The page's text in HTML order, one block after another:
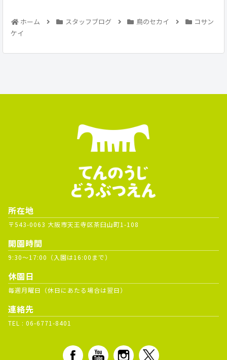
ホーム スタッフブログ 鳥のセカイ
コサン
ケイ
所在地
〒543-0063 大阪市天王寺区茶臼山町1-108
開園時間
9:30～17:00（入園は16:00まで）
休園日
毎週月曜日（休日にあたる場合は翌日）
連絡先
TEL : 06-6771-8401